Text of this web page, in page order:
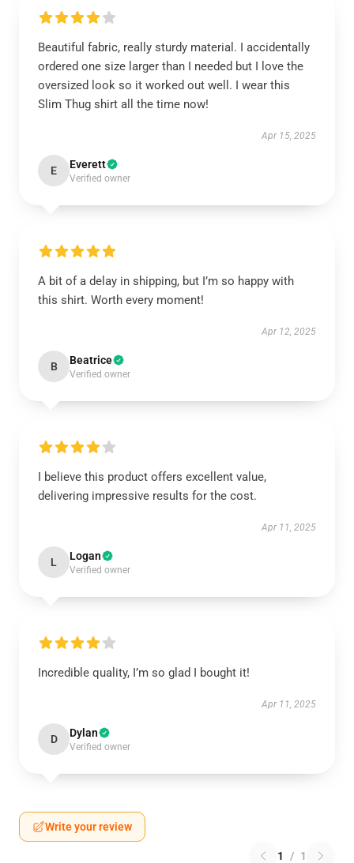
Beautiful fabric, really sturdy material. I accidentally
ordered one size larger than I needed but I love the
oversized look so it worked out well. I wear this
Slim Thug shirt all the time now!
Apr 15, 2025
E Everett
Verified owner
A bit of a delay in shipping, but I’m so happy with
this shirt. Worth every moment!
Apr 12, 2025
B Beatrice
Verified owner
I believe this product offers excellent value,
delivering impressive results for the cost.
Apr 11, 2025
L Logan
Verified owner
Incredible quality, I’m so glad I bought it!
Apr 11, 2025
D Dylan
Verified owner
Write your review
1 / 1